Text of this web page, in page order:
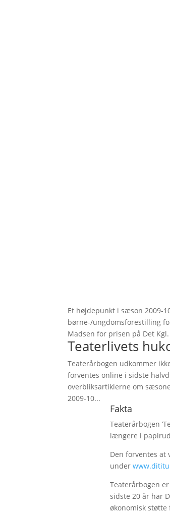
Et højdepunkt i sæson 2009-
børne-/ungdomsforestilling
Madsen for prisen på Det
Teaterlivets
Teaterårbogen udkommer
forventes online i sidste
overbliksartiklerne om
2009-10...
Fakta
Teaterårbogen
længere i
Den forventes
under
Teaterårbogen
sidste 20 år har
økonomisk støtte